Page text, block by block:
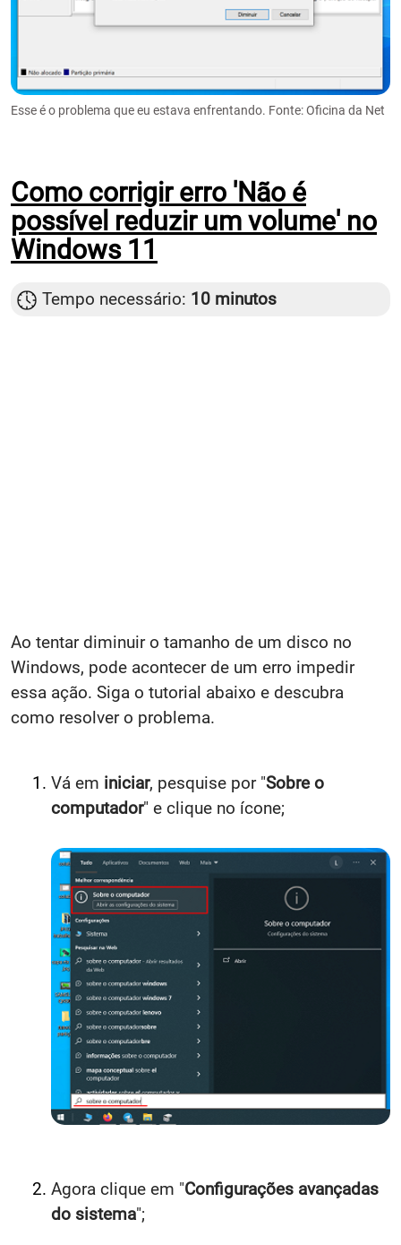
Esse é o problema que eu estava enfrentando. Fonte: Oficina da Net
Como corrigir erro 'Não é
possível reduzir um volume' no
Windows 11
Tempo necessário: 10 minutos
Ao tentar diminuir o tamanho de um disco no
Windows, pode acontecer de um erro impedir
essa ação. Siga o tutorial abaixo e descubra
como resolver o problema.
Vá em iniciar, pesquise por "Sobre o
computador" e clique no ícone;
Agora clique em "Configurações avançadas
do sistema";